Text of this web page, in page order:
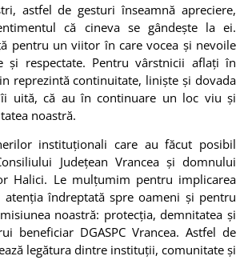
astfel de gesturi înseamnă apreciere,
că cineva se gândește la ei.
pentru un viitor în care vocea și nevoile
și respectate. Pentru vârstnicii aflați în
reprezintă continuitate, liniște și dovada
uită, că au în continuare un loc viu și
noastră.
instituționali care au făcut posibil
Județean Vrancea și domnului
Halici. Le mulțumim pentru implicarea
atenția îndreptată spre oameni și pentru
noastră: protecția, demnitatea și
beneficiar DGASPC Vrancea. Astfel de
legătura dintre instituții, comunitate și